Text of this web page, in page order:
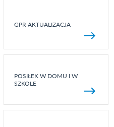
GPR AKTUALIZACJA
POSIŁEK W DOMU I W
SZKOLE